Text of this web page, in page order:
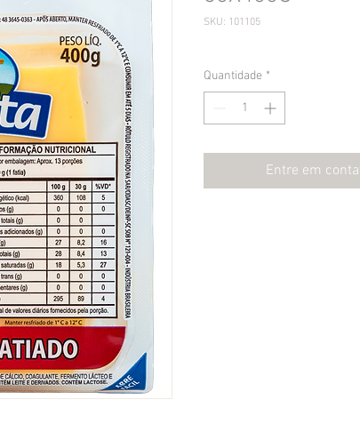
SKU: 101105
Quantidade *
Entre em